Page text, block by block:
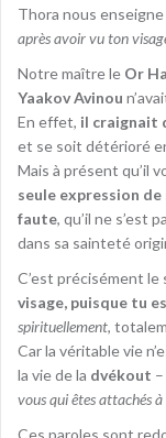
Thora nous enseigne
après avoir vu ton
Notre maître le Or
Yaakov Avinou
En effet, il craignait
et se soit détérioré
Mais à présent qu’il
seule expression de
faute, qu’il ne s’est
dans sa sainteté
C’est précisément le
visage, puisque tu
spirituellement,
Car la véritable vie
la vie de la dvékout
vous qui êtes attachés
Ces paroles sont